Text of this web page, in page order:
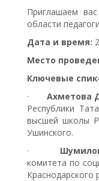
Приглашаем
области
Дата и время:
Место
Ключевые
· Ахметова
Республики
высшей школы
Ушинского.
·
комитета по